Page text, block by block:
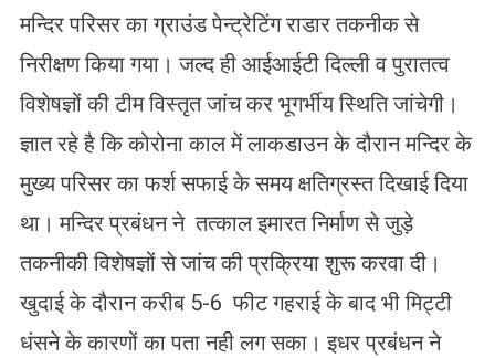
मन्दिर परिसर का ग्राउंड पेन्ट्रेटिंग राडार तकनीक से
निरीक्षण किया गया। जल्द ही आईआईटी दिल्ली व पुरातत्व
विशेषज्ञों की टीम विस्तृत जांच कर भूगर्भीय स्थिति जांचेगी।
ज्ञात रहे है कि कोरोना काल में लाकडाउन के दौरान मन्दिर के
मुख्य परिसर का फर्श सफाई के समय क्षतिग्रस्त दिखाई दिया
था। मन्दिर प्रबंधन ने तत्काल इमारत निर्माण से जुड़े
तकनीकी विशेषज्ञों से जांच की प्रक्रिया शुरू करवा दी।
खुदाई के दौरान करीब 5-6 फीट गहराई के बाद भी मिट्टी
धंसने के कारणों का पता नही लग सका। इधर प्रबंधन ने